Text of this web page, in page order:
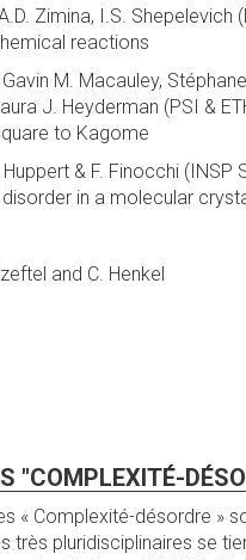
Zimina, I.S.
reactions
M. Macauley,
J. Heyderman (PSI &
to Kagome
& F. Finocchi
in a molecular
and C. Henkel
"COMPLEXITÉ-
« Complexité-désordre »
très pluridisciplinaires se